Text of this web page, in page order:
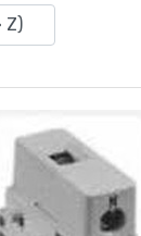
geral@luxivo.pt